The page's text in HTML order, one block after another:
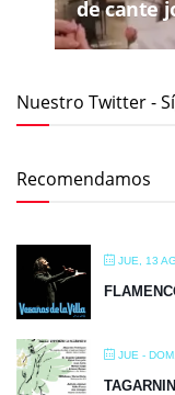
de cante
Nuestro Twitter -
Recomendamos
JUE, 13
JUE -